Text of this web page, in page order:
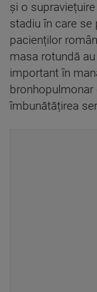
și o
stadiu în care se
pacienților
masa rotundă
important în
îmbunătățirea